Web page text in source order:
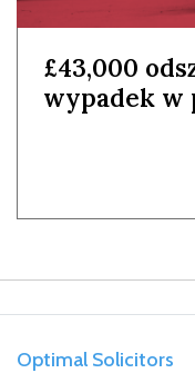
£43,000
wypadek w
Optimal Solicitors